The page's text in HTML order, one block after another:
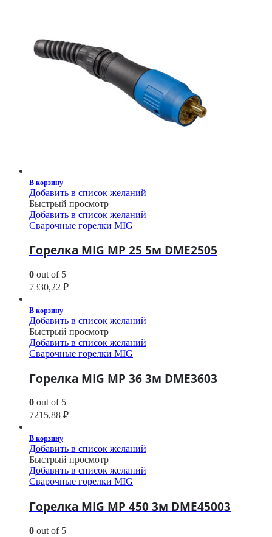
В корзину
Добавить в список желаний
Быстрый просмотр
Добавить в список желаний
Сварочные горелки MIG
Горелка MIG MP 25 5м DME2505
0 out of 5
7330,22 ₽
В корзину
Добавить в список желаний
Быстрый просмотр
Добавить в список желаний
Сварочные горелки MIG
Горелка MIG MP 36 3м DME3603
0 out of 5
7215,88 ₽
В корзину
Добавить в список желаний
Быстрый просмотр
Добавить в список желаний
Сварочные горелки MIG
Горелка MIG MP 450 3м DME45003
0 out of 5